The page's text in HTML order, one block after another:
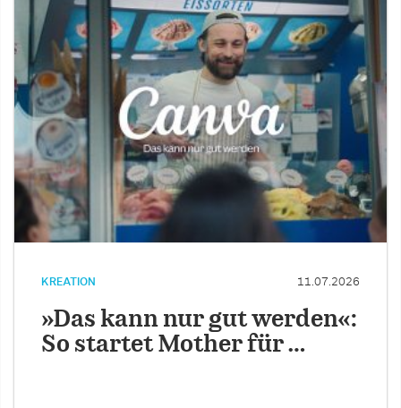
KREATION 11.07.2026
»Das kann nur gut werden«:
So startet Mother für …